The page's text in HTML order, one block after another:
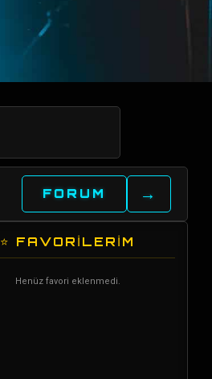
FORUM →
⭐ FAVORİLERİM
Henüz favori eklenmedi.